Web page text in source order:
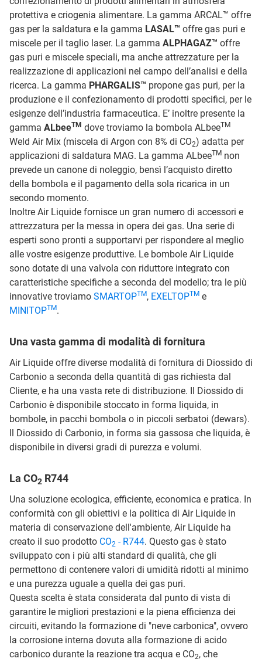
protettiva e criogenia alimentare. La gamma ARCAL™ offre
gas per la saldatura e la gamma LASAL™ offre gas puri e
miscele per il taglio laser. La gamma ALPHAGAZ™ offre
gas puri e miscele speciali, ma anche attrezzature per la
realizzazione di applicazioni nel campo dell’analisi e della
ricerca. La gamma PHARGALIS™ propone gas puri, per la
produzione e il confezionamento di prodotti specifici, per le
esigenze dell’industria farmaceutica. E’ inoltre presente la
gamma ALbeeTM dove troviamo la bombola ALbeeTM
Weld Air Mix (miscela di Argon con 8% di CO2) adatta per
applicazioni di saldatura MAG. La gamma ALbeeTM non
prevede un canone di noleggio, bensì l’acquisto diretto
della bombola e il pagamento della sola ricarica in un
secondo momento.
Inoltre Air Liquide fornisce un gran numero di accessori e
attrezzatura per la messa in opera dei gas. Una serie di
esperti sono pronti a supportarvi per rispondere al meglio
alle vostre esigenze produttive. Le bombole Air Liquide
sono dotate di una valvola con riduttore integrato con
caratteristiche specifiche a seconda del modello; tra le più
innovative troviamo SMARTOPTM, EXELTOPTM e
MINITOPTM.
Una vasta gamma di modalità di fornitura
Air Liquide offre diverse modalità di fornitura di Diossido di
Carbonio a seconda della quantità di gas richiesta dal
Cliente, e ha una vasta rete di distribuzione. Il Diossido di
Carbonio è disponibile stoccato in forma liquida, in
bombole, in pacchi bombola o in piccoli serbatoi (dewars).
Il Diossido di Carbonio, in forma sia gassosa che liquida, è
disponibile in diversi gradi di purezza e volumi.
La CO2 R744
Una soluzione ecologica, efficiente, economica e pratica. In
conformità con gli obiettivi e la politica di Air Liquide in
materia di conservazione dell'ambiente, Air Liquide ha
creato il suo prodotto CO2 - R744. Questo gas è stato
sviluppato con i più alti standard di qualità, che gli
permettono di contenere valori di umidità ridotti al minimo
e una purezza uguale a quella dei gas puri.
Questa scelta è stata considerata dal punto di vista di
garantire le migliori prestazioni e la piena efficienza dei
circuiti, evitando la formazione di "neve carbonica", ovvero
la corrosione interna dovuta alla formazione di acido
carbonico durante la reazione tra acqua e CO2, che